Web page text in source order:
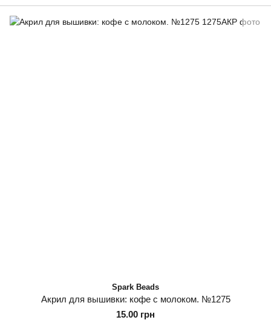
Spark Beads
Акрил для вышивки: кофе с молоком. №1275
15.00 грн